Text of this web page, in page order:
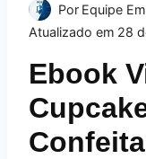
Por Equipe
Atualizado em 28
Ebook